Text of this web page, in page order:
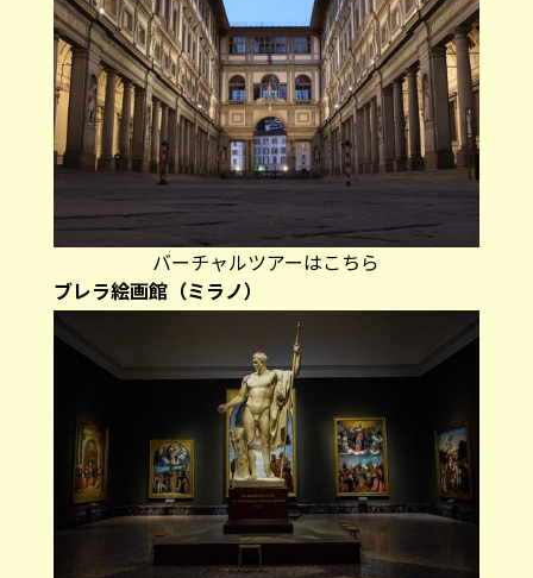
バーチャルツアーはこちら
ブレラ絵画館（ミラノ）